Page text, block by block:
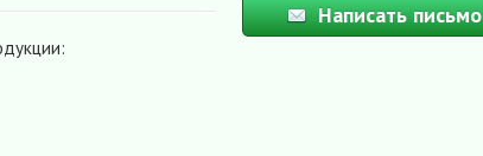
Написать письмо